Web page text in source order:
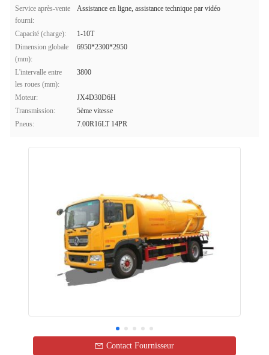
Service après-vente
fourni:
Assistance en ligne, assistance technique par vidéo
Capacité (charge):
1-10T
Dimension globale
(mm):
6950*2300*2950
L'intervalle entre
les roues (mm):
3800
Moteur:
JX4D30D6H
Transmission:
5ème vitesse
Pneus:
7.00R16LT 14PR
Contact Fournisseur